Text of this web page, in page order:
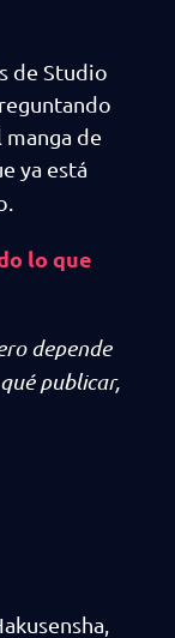
de Studio
de
ya está
lo que
depende
publicar,